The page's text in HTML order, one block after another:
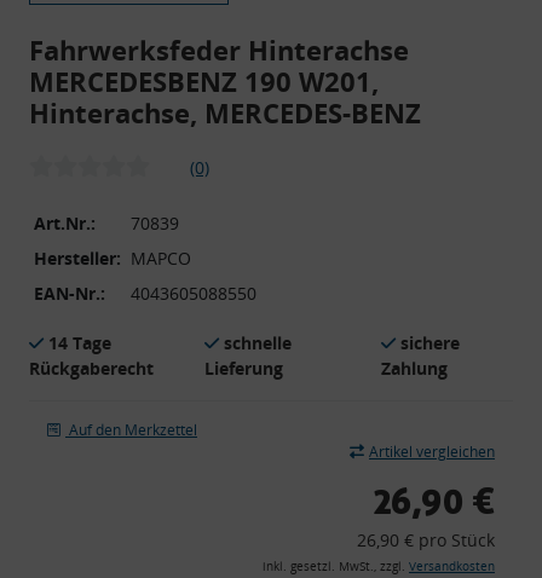
Fahrwerksfeder Hinterachse
MERCEDESBENZ 190 W201,
Hinterachse, MERCEDES-BENZ
(0)
Art.Nr.:
70839
Hersteller: MAPCO
EAN-Nr.:
4043605088550
14 Tage
Rückgaberecht
schnelle
Lieferung
sichere
Zahlung
Auf den Merkzettel
Artikel vergleichen
26,90 €
26,90 € pro Stück
inkl. gesetzl. MwSt., zzgl. Versandkosten